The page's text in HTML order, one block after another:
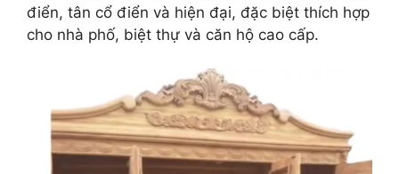
điển, tân cổ điển và hiện đại, đặc biệt thích hợp
cho nhà phố, biệt thự và căn hộ cao cấp.